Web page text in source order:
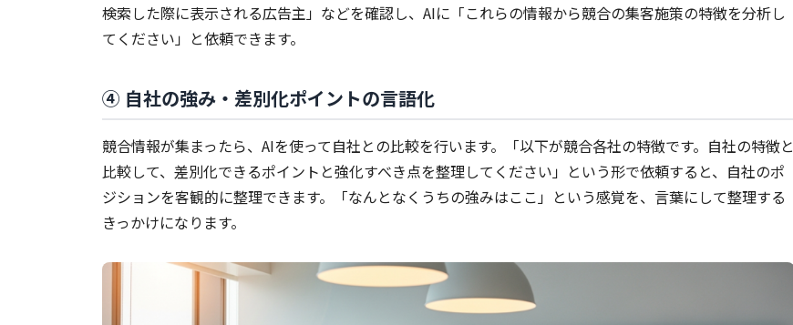
検索した際に表示される広告主」などを確認し、AIに「これらの情報から競合の集客施策の特徴を分析し
てください」と依頼できます。
④ 自社の強み・差別化ポイントの言語化
競合情報が集まったら、AIを使って自社との比較を行います。「以下が競合各社の特徴です。自社の特徴と
比較して、差別化できるポイントと強化すべき点を整理してください」という形で依頼すると、自社のポ
ジションを客観的に整理できます。「なんとなくうちの強みはここ」という感覚を、言葉にして整理する
きっかけになります。